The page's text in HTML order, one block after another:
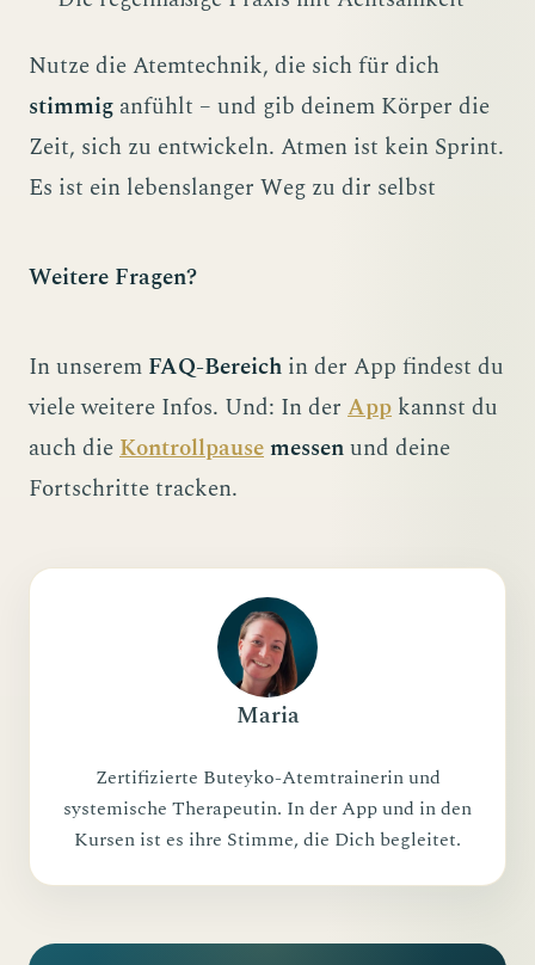
Nutze die Atemtechnik, die sich für dich
stimmig anfühlt – und gib deinem Körper die
Zeit, sich zu entwickeln. Atmen ist kein Sprint.
Es ist ein lebenslanger Weg zu dir selbst
Weitere Fragen?
In unserem FAQ-Bereich in der App findest du
viele weitere Infos. Und: In der App kannst du
auch dieKontrollpause messenund deine
Fortschritte tracken.
Maria
Zertifizierte Buteyko-Atemtrainerin und
systemische Therapeutin. In der App und in den
Kursen ist es ihre Stimme, die Dich begleitet.